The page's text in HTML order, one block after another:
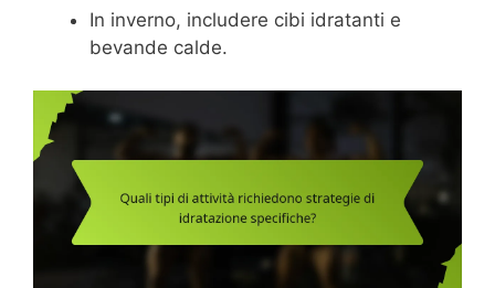
In inverno, includere cibi idratanti e
bevande calde.